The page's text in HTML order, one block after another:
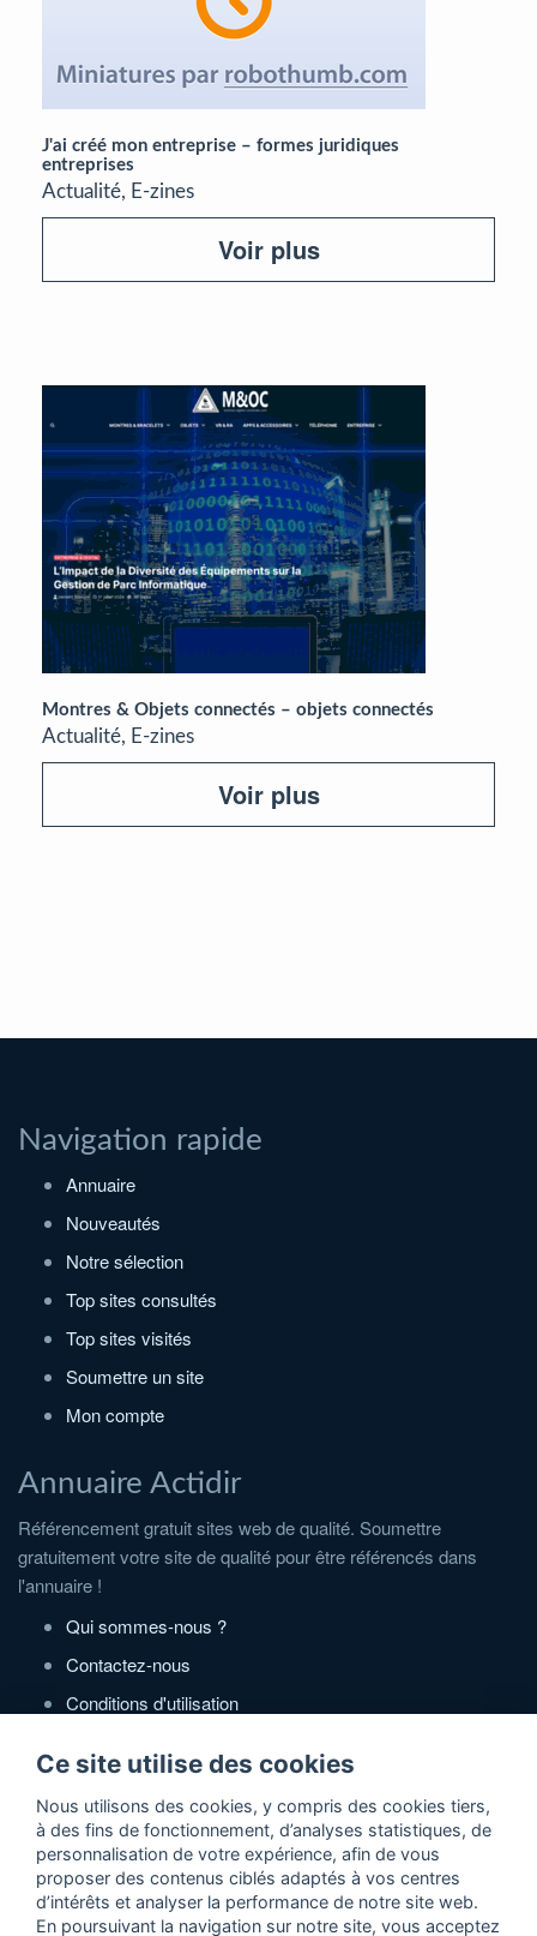
J'ai créé mon entreprise – formes juridiques
entreprises
Actualité, E-zines
Voir plus
Montres & Objets connectés – objets connectés
Actualité, E-zines
Voir plus
Navigation rapide
Annuaire
Nouveautés
Notre sélection
Top sites consultés
Top sites visités
Soumettre un site
Mon compte
Annuaire Actidir
Référencement gratuit sites web de qualité. Soumettre
gratuitement votre site de qualité pour être référencés dans
l'annuaire !
Qui sommes-nous ?
Contactez-nous
Conditions d'utilisation
Partenaires
Zone Annonces Gratuites
Locations vacances entre particuliers
Ruedesvacances
Ce site utilise des cookies
Nous utilisons des cookies, y compris des cookies tiers,
à des fins de fonctionnement, d’analyses statistiques, de
personnalisation de votre expérience, afin de vous
proposer des contenus ciblés adaptés à vos centres
d’intérêts et analyser la performance de notre site web.
En poursuivant la navigation sur notre site, vous acceptez